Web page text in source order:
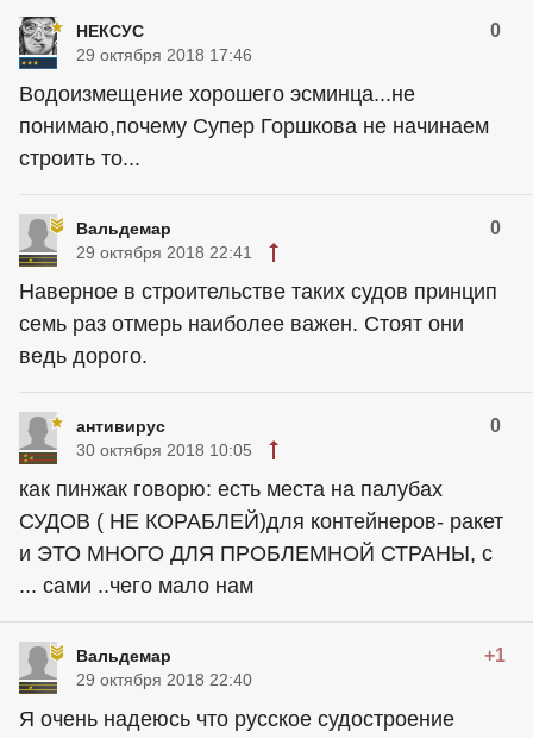
НЕКСУС 0
29 октября 2018 17:46
Водоизмещение хорошего эсминца...не
понимаю,почему Супер Горшкова не начинаем
строить то...
Вальдемар 0
29 октября 2018 22:41
Наверное в строительстве таких судов принцип
семь раз отмерь наиболее важен. Стоят они
ведь дорого.
антивирус 0
30 октября 2018 10:05
как пинжак говорю: есть места на палубах
СУДОВ ( НЕ КОРАБЛЕЙ)для контейнеров- ракет
и ЭТО МНОГО ДЛЯ ПРОБЛЕМНОЙ СТРАНЫ, с
... сами ..чего мало нам
Вальдемар +1
29 октября 2018 22:40
Я очень надеюсь что русское судостроение